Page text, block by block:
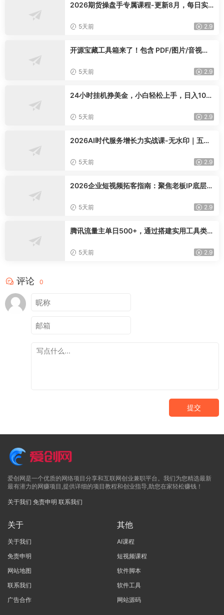
2026期货操盘手专属课程-更新8月，每日实
5天前 2.9
开源宝藏工具箱来了！包含 PDF/图片/音视频/
knit-desktop
5天前 2.9
24小时挂机挣美金，小白轻松上手，日入100
5天前 2.9
2026AI时代服务增长力实战课-无水印｜五力
卷实现长效业绩增长
5天前 2.9
2026企业短视频拓客指南：聚焦老板IP底层逻
交完整获客链路
5天前 2.9
腾讯流量主单日500+，通过搭建实用工具类小
5天前 2.9
评论 0
提交
爱创网是一个优质的网络项目分享和互联网创业兼职平台。我们为您精选最新
最有潜力的网赚项目,提供详细的项目教程和创业指导,助您在家轻松赚钱！
关于我们 免责申明 联系我们
关于
关于我们
免责申明
网站地图
联系我们
广告合作
其他
AI课程
短视频课程
软件脚本
软件工具
网站源码